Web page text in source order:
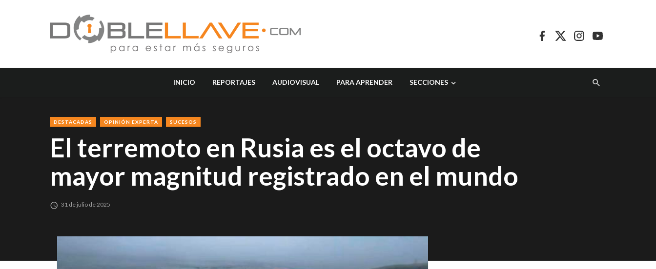
INICIO REPORTAJES AUDIOVISUAL PARA APRENDER SECCIONES
DESTACADAS OPINIÓN EXPERTA SUCESOS
El terremoto en Rusia es el octavo de
mayor magnitud registrado en el mundo
31 de julio de 2025